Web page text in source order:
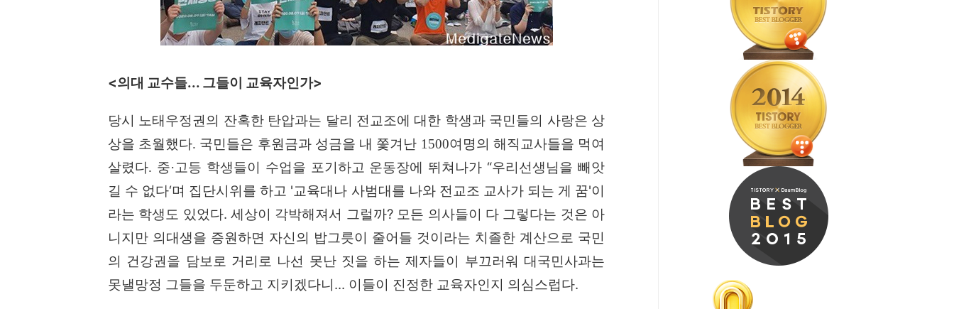
<의대 교수들... 그들이 교육자인가>
당시 노태우정권의 잔혹한 탄압과는 달리 전교조에 대한 학생과 국민들의 사랑은 상
상을 초월했다. 국민들은 후원금과 성금을 내 쫓겨난 1500여명의 해직교사들을 먹여
살렸다. 중·고등 학생들이 수업을 포기하고 운동장에 뛰쳐나가 “우리선생님을 빼앗
길 수 없다‘며 집단시위를 하고 '교육대나 사범대를 나와 전교조 교사가 되는 게 꿈'이
라는 학생도 있었다. 세상이 각박해져서 그럴까? 모든 의사들이 다 그렇다는 것은 아
니지만 의대생을 증원하면 자신의 밥그릇이 줄어들 것이라는 치졸한 계산으로 국민
의 건강권을 담보로 거리로 나선 못난 짓을 하는 제자들이 부끄러워 대국민사과는
못낼망정 그들을 두둔하고 지키겠다니... 이들이 진정한 교육자인지 의심스럽다.